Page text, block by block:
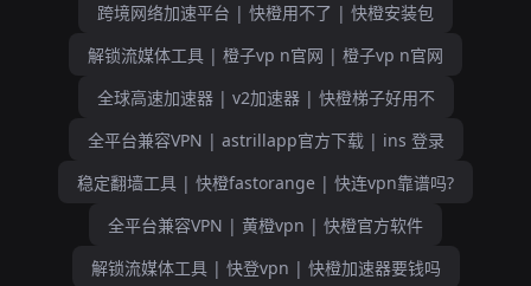
跨境网络加速平台 | 快橙用不了 | 快橙安装包
解锁流媒体工具 | 橙子vp n官网 | 橙子vp n官网
全球高速加速器 | v2加速器 | 快橙梯子好用不
全平台兼容VPN | astrillapp官方下载 | ins 登录
稳定翻墙工具 | 快橙fastorange | 快连vpn靠谱吗?
全平台兼容VPN | 黄橙vpn | 快橙官方软件
解锁流媒体工具 | 快登vpn | 快橙加速器要钱吗